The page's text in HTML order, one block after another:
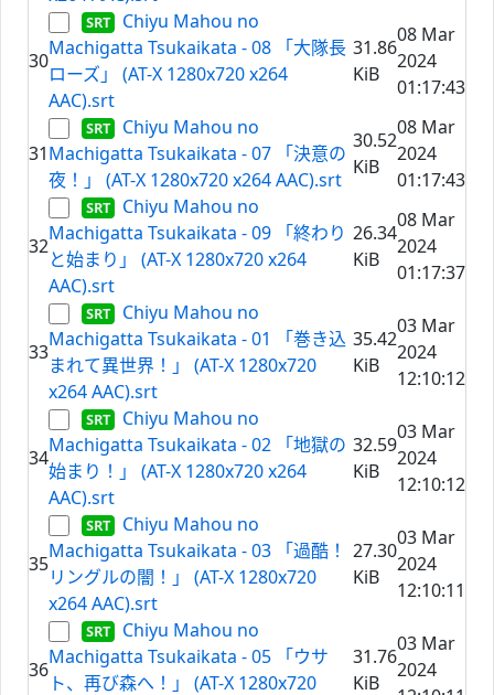
30
Chiyu Mahou no
Machigatta Tsukaikata - 08 「大隊長
ローズ」 (AT-X 1280x720 x264
AAC).srt
31.86
KiB
08 Mar
2024
01:17:43
31
Chiyu Mahou no
Machigatta Tsukaikata - 07 「決意の
夜！」 (AT-X 1280x720 x264 AAC).srt
30.52
KiB
08 Mar
2024
01:17:43
32
Chiyu Mahou no
Machigatta Tsukaikata - 09 「終わり
と始まり」 (AT-X 1280x720 x264
AAC).srt
26.34
KiB
08 Mar
2024
01:17:37
33
Chiyu Mahou no
Machigatta Tsukaikata - 01 「巻き込
まれて異世界！」 (AT-X 1280x720
x264 AAC).srt
35.42
KiB
03 Mar
2024
12:10:12
34
Chiyu Mahou no
Machigatta Tsukaikata - 02 「地獄の
始まり！」 (AT-X 1280x720 x264
AAC).srt
32.59
KiB
03 Mar
2024
12:10:12
35
Chiyu Mahou no
Machigatta Tsukaikata - 03 「過酷！
リングルの闇！」 (AT-X 1280x720
x264 AAC).srt
27.30
KiB
03 Mar
2024
12:10:11
36
Chiyu Mahou no
Machigatta Tsukaikata - 05 「ウサ
ト、再び森へ！」 (AT-X 1280x720
31.76
KiB
03 Mar
2024